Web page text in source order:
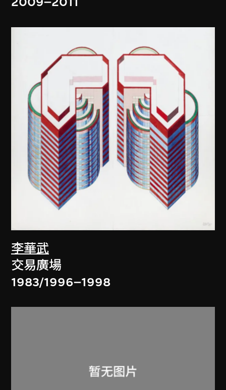
李華武
交易廣場
1983/1996–1998